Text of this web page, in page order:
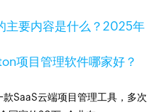
主要内容是什么？2025年
项目管理软件哪家好？
SaaS云端项目管理工具，多次